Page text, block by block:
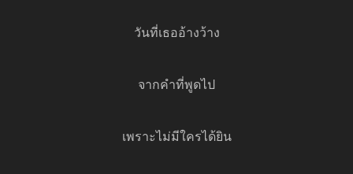
วันที่เธออ้างว้าง
จากคำที่พูดไป
เพราะไม่มีใครได้ยิน